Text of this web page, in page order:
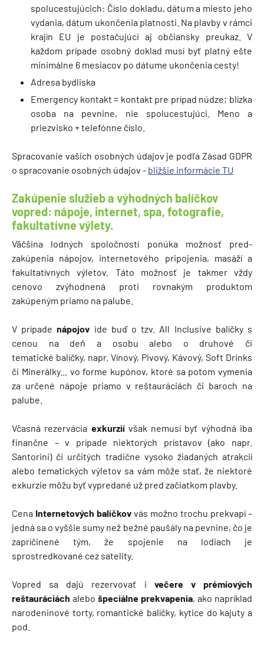
spolucestujúcich: Číslo dokladu, dátum a miesto jeho
vydania, dátum ukončenia platnosti. Na plavby v rámci
krajín EU je postačujúci aj občiansky preukaz. V
každom prípade osobný doklad musí byť platný ešte
minimálne 6 mesiacov po dátume ukončenia cesty!
Adresa bydliska
Emergency kontakt = kontakt pre prípad núdze; blízka
osoba na pevnine, nie spolucestujúci. Meno a
priezvisko + telefónne číslo.
Spracovanie vašich osobných údajov je podľa Zásad GDPR
o spracovanie osobných údajov - bližšie informácie TU
Zakúpenie služieb a výhodných balíčkov
vopred: nápoje, internet, spa, fotografie,
fakultatívne výlety.
Väčšina lodných spoločností ponúka možnosť pred-
zakúpenia nápojov, internetového pripojenia, masáží a
fakultatívnych výletov. Táto možnosť je takmer vždy
cenovo zvýhodnená proti rovnakým produktom
zakúpeným priamo na palube.
V prípadenápojov ide buď o tzv. All Inclusive balíčky s
cenou na deň a osobu alebo o druhové či
tematické balíčky, napr. Vínový, Pivový, Kávový, Soft Drinks
či Minerálky... vo forme kupónov, ktoré sa potom vymenia
za určené nápoje priamo v reštauráciách či baroch na
palube.
Včasná rezervácia exkurzií však nemusí byť výhodná iba
finančne – v prípade niektorých prístavov (ako napr.
Santorini) či určitých tradične vysoko žiadaných atrakcií
alebo tematických výletov sa vám môže stať, že niektoré
exkurzie môžu byť vypredané už pred začiatkom plavby.
Cena Internetových balíčkov vás možno trochu prekvapí –
jedná sa o vyššie sumy než bežné paušály na pevnine, čo je
zapríčinené tým, že spojenie na lodiach je
sprostredkované cez satelity.
Vopred sa dajú rezervovať i večere v prémiových
reštauráciách alebo špeciálne prekvapenia, ako napríklad
narodeninové torty, romantické balíčky, kytice do kajuty a
pod.